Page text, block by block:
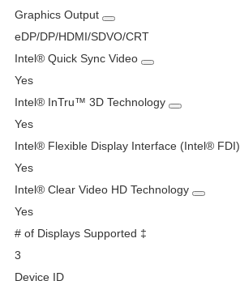
Graphics Output
eDP/DP/HDMI/SDVO/CRT
Intel® Quick Sync Video
Yes
Intel® InTru™ 3D Technology
Yes
Intel® Flexible Display Interface (Intel® FDI)
Yes
Intel® Clear Video HD Technology
Yes
# of Displays Supported ‡
3
Device ID